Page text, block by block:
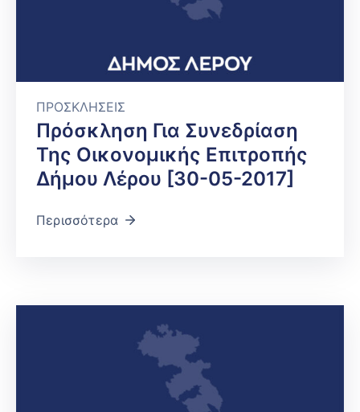
ΠΡΟΣΚΛΗΣΕΙΣ
Πρόσκληση Για Συνεδρίαση
Της Οικονομικής Επιτροπής
Δήμου Λέρου [30-05-2017]
Περισσότερα